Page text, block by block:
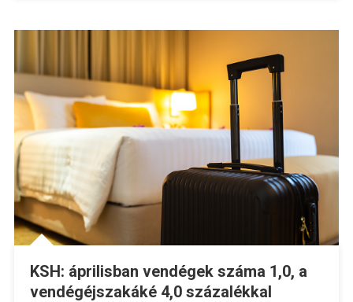
KSH: áprilisban vendégek száma 1,0, a
vendégéjszakáké 4,0 százalékkal